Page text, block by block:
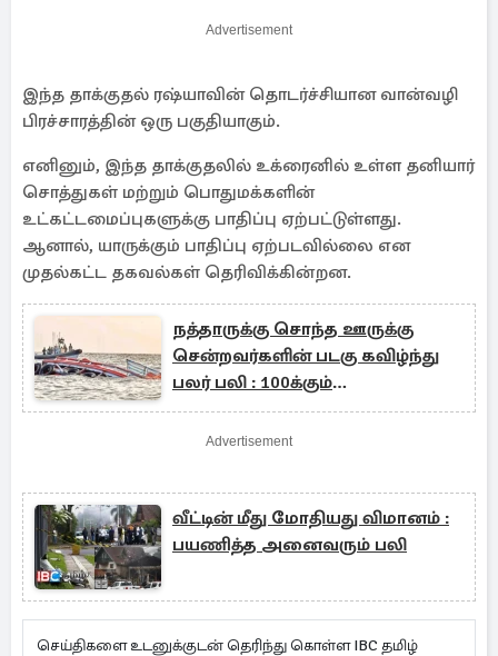
Advertisement
இந்த தாக்குதல் ரஷ்யாவின் தொடர்ச்சியான வான்வழி
பிரச்சாரத்தின் ஒரு பகுதியாகும்.
எனினும், இந்த தாக்குதலில் உக்ரைனில் உள்ள தனியார்
சொத்துகள் மற்றும் பொதுமக்களின்
உட்கட்டமைப்புகளுக்கு பாதிப்பு ஏற்பட்டுள்ளது.
ஆனால், யாருக்கும் பாதிப்பு ஏற்படவில்லை என
முதல்கட்ட தகவல்கள் தெரிவிக்கின்றன.
நத்தாருக்கு சொந்த ஊருக்கு
சென்றவர்களின் படகு கவிழ்ந்து
பலர் பலி : 100க்கும்
மேற்பட்டவர்கள் மாயம்
Advertisement
வீட்டின் மீது மோதியது விமானம் :
பயணித்த அனைவரும் பலி
செய்திகளை உடனுக்குடன் தெரிந்து கொள்ள IBC தமிழ்